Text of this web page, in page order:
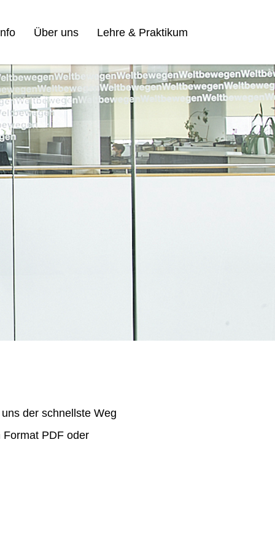
Über uns Lehre & Praktikum
der schnellste Weg
PDF oder